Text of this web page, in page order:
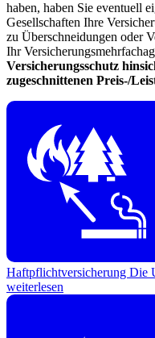
haben, haben Sie eventuell
Gesellschaften Ihre
zu Überschneidungen oder
Ihr
Versicherungsschutz
zugeschnittenen Preis-/
Haftpflichtversicherung Die
weiterlesen